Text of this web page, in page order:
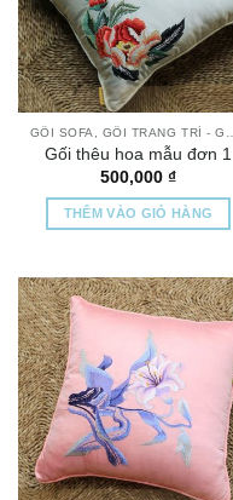
Gối thêu hoa mẫu đơn 1
500,000 ₫
THÊM VÀO GIỎ HÀNG